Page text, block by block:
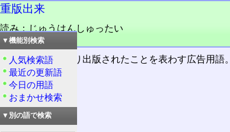
重版出来
読み：じゅうはんしゅったい
品詞：さ変名詞
重版が刷り上がり出版されたことを表わす広告用語。
目次
概要
特徴
▼機能別検索
人気検索語
最近の更新語
今日の用語
おまかせ検索
▼別の語で検索